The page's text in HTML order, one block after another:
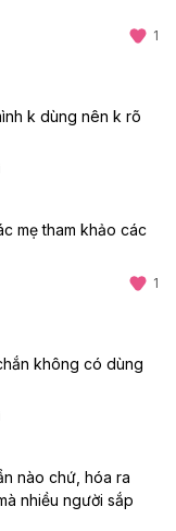
1
k dùng nên k rõ
mẹ tham khảo các
1
không có dùng
nào chứ, hóa ra
nhiều người sắp